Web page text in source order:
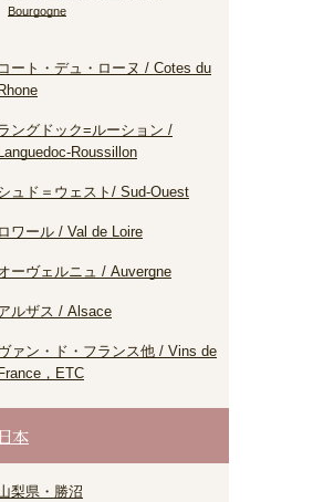
Bourgogne
コート・デュ・ローヌ / Cotes du
Rhone
ングドック=ルーション /
Languedoc-Roussillon
ュド＝ウェスト/ Sud-Ouest
ロワール / Val de Loire
ーヴェルニュ / Auvergne
ルザス / Alsace
ァン・ド・フランス他 / Vins de
France，ETC
日本
梨県・勝沼